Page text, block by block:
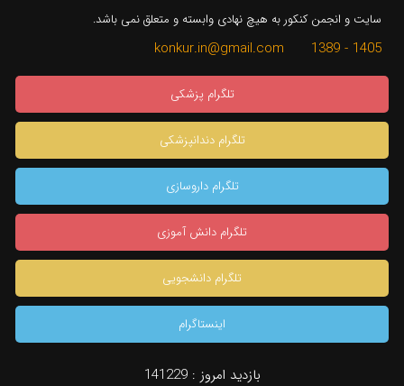
سایت و انجمن کنکور به هیچ نهادی وابسته و متعلق نمی باشد.
1405 - 1389 konkur.in@gmail.com
تلگرام پزشکی
تلگرام دندانپزشکی
تلگرام داروسازی
تلگرام دانش آموزی
تلگرام دانشجویی
اینستاگرام
بازدید امروز :141229